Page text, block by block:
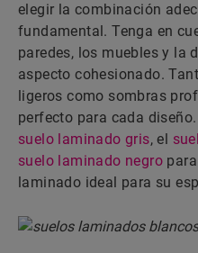
elegir la combinación
fundamental. Tenga en
paredes, los muebles y la
aspecto cohesionado.
ligeros como sombras
perfecto para cada
suelo laminado gris, el
suelo laminado negro
laminado ideal para su